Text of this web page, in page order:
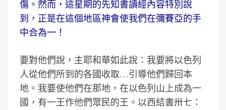
傷。然而，這星期的先知書讀經內容特別說
到，正是在這個地區神會使我們在彌賽亞的手
中合為一！
要對他們說，主耶和華如此說：我要將以色列
人從他們所到的各國收取…引導他們歸回本
地。我要使他們在那地，在以色列山上成為一
國，有一王作他們眾民的王。以西結書卅七：